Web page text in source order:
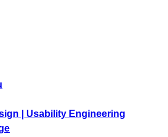
| Usability Engineering